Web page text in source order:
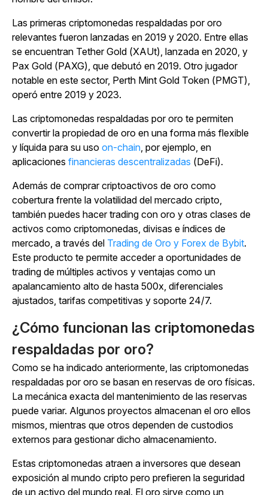
Las primeras criptomonedas respaldadas por oro
relevantes fueron lanzadas en 2019 y 2020. Entre ellas
se encuentran Tether Gold (XAUt), lanzada en 2020, y
Pax Gold (PAXG), que debutó en 2019. Otro jugador
notable en este sector, Perth Mint Gold Token (PMGT),
operó entre 2019 y 2023.
Las criptomonedas respaldadas por oro te permiten
convertir la propiedad de oro en una forma más flexible
y líquida para su uso on-chain, por ejemplo, en
aplicaciones financieras descentralizadas (DeFi).
Además de comprar criptoactivos de oro como
cobertura frente la volatilidad del mercado cripto,
también puedes hacer trading con oro y otras clases de
activos como criptomonedas, divisas e índices de
mercado, a través del Trading de Oro y Forex de Bybit.
Este producto te permite acceder a oportunidades de
trading de múltiples activos y ventajas como un
apalancamiento alto de hasta 500x, diferenciales
ajustados, tarifas competitivas y soporte 24/7.
¿Cómo funcionan las criptomonedas
respaldadas por oro?
Como se ha indicado anteriormente, las criptomonedas
respaldadas por oro se basan en reservas de oro físicas.
La mecánica exacta del mantenimiento de las reservas
puede variar. Algunos proyectos almacenan el oro ellos
mismos, mientras que otros dependen de custodios
externos para gestionar dicho almacenamiento.
Estas criptomonedas atraen a inversores que desean
exposición al mundo cripto pero prefieren la seguridad
de un activo del mundo real. El oro sirve como un